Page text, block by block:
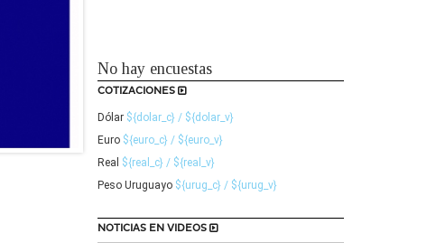
No hay encuestas
COTIZACIONES
Dólar ${dolar_c} / ${dolar_v}
Euro ${euro_c} / ${euro_v}
Real ${real_c} / ${real_v}
Peso Uruguayo ${urug_c} / ${urug_v}
NOTICIAS EN VIDEOS